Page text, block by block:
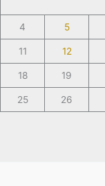
4 5
11 12
18 19
25 26